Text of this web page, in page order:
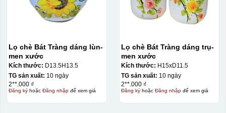
Lọ chè Bát Tràng dáng lùn-
men xước
Kích thước: D13.5H13.5
TG sản xuất: 10 ngày
2**.000 ₫
Đăng kýhoặc Đăng nhậpđể xem giá
Lọ chè Bát Tràng dáng trụ-
men xước
Kích thước: H15xD11.5
TG sản xuất: 10 ngày
2**.000 ₫
Đăng kýhoặc Đăng nhậpđể xem giá